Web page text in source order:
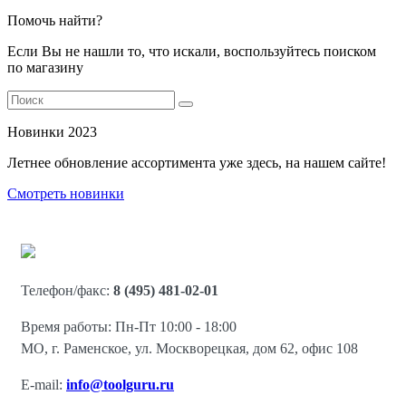
Помочь найти?
Если Вы не нашли то, что искали, воспользуйтесь поиском
по магазину
Новинки 2023
Летнее обновление ассортимента уже здесь, на нашем сайте!
Смотреть новинки
Телефон/факс: 8 (495) 481-02-01
Время работы: Пн-Пт 10:00 - 18:00
МО, г. Раменское, ул. Москворецкая, дом 62, офис 108
E-mail: info@toolguru.ru